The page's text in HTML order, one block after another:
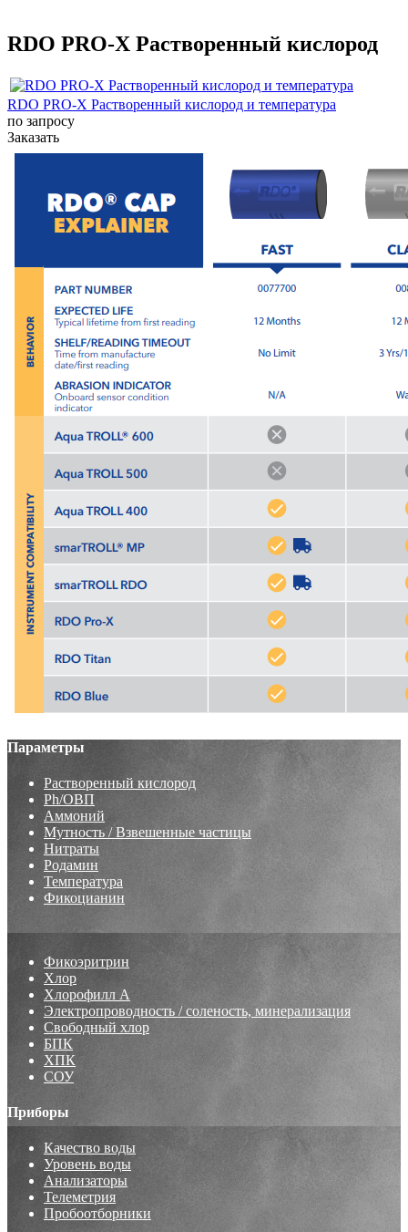
RDO PRO-X Растворенный кислород
RDO PRO-X Растворенный кислород и температура
по запросу
Заказать
Параметры
Растворенный кислород
Ph/ОВП
Аммоний
Мутность / Взвешенные частицы
Нитраты
Родамин
Температура
Фикоцианин
Фикоэритрин
Хлор
Хлорофилл А
Электропроводность / соленость, минерализация
Свободный хлор
БПК
ХПК
СОУ
Приборы
Качество воды
Уровень воды
Анализаторы
Телеметрия
Пробоотборники